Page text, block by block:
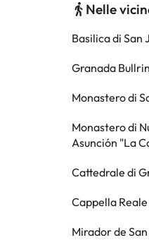
Nelle
Basilica di San
Granada
Monastero di
Monastero di
Asunción "La
Cattedrale di
Cappella
Mirador de